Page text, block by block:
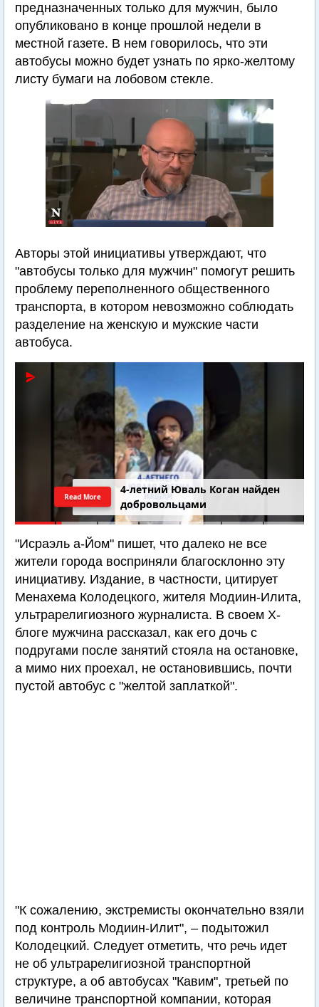
предназначенных только для мужчин, было
опубликовано в конце прошлой недели в
местной газете. В нем говорилось, что эти
автобусы можно будет узнать по ярко-желтому
листу бумаги на лобовом стекле.
Авторы этой инициативы утверждают, что
"автобусы только для мужчин" помогут решить
проблему переполненного общественного
транспорта, в котором невозможно соблюдать
разделение на женскую и мужские части
автобуса.
4-летний Юваль Коган найден
добровольцами
Read More
"Исраэль а-Йом" пишет, что далеко не все
жители города восприняли благосклонно эту
инициативу. Издание, в частности, цитирует
Менахема Колодецкого, жителя Модиин-Илита,
ультрарелигиозного журналиста. В своем Х-
блоге мужчина рассказал, как его дочь с
подругами после занятий стояла на остановке,
а мимо них проехал, не остановившись, почти
пустой автобус с "желтой заплаткой".
"К сожалению, экстремисты окончательно взяли
под контроль Модиин-Илит", – подытожил
Колодецкий. Следует отметить, что речь идет
не об ультрарелигиозной транспортной
структуре, а об автобусах "Кавим", третьей по
величине транспортной компании, которая